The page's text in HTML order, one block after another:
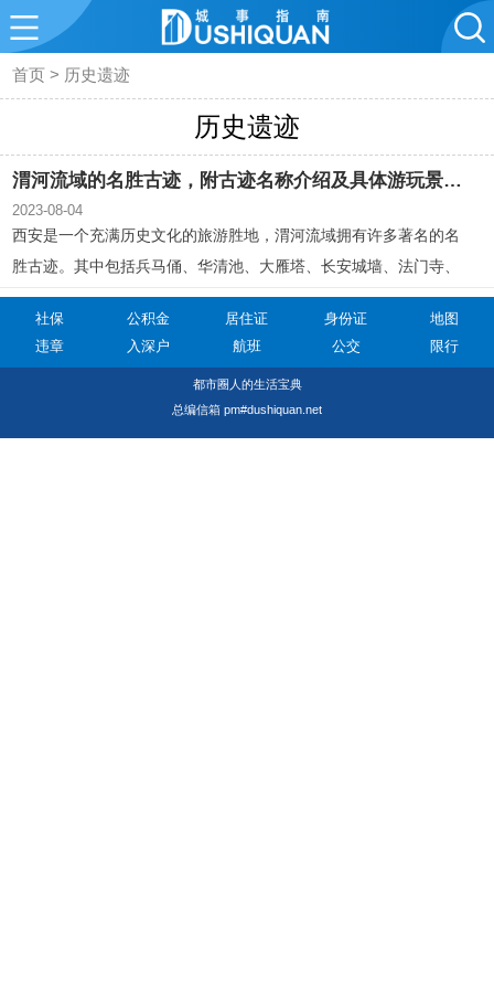
首页 > 历史遗迹
历史遗迹
渭河流域的名胜古迹，附古迹名称介绍及具体游玩景点一览
2023-08-04
西安是一个充满历史文化的旅游胜地，渭河流域拥有许多著名的名
胜古迹。其中包括兵马俑、华清池、大雁塔、长安城墙、法门寺、
潼关、韩城古城墙和西安碑林等。大雁塔是一座具有重要历史价值
的佛塔，而兵马俑则是古代墓葬雕塑的代表。华清宫是唐代帝王游
幸的别宫，也是一个受欢迎的旅游景点。
社保 公积金 居住证 身份证
地图
违章
入深户 航班 公交 限行
都市圈人的生活宝典
总编信箱 pm#dushiquan.net